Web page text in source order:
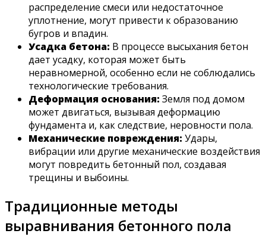
распределение смеси или недостаточное
уплотнение, могут привести к образованию
бугров и впадин.
Усадка бетона: В процессе высыхания бетон
дает усадку, которая может быть
неравномерной, особенно если не соблюдались
технологические требования.
Деформация основания: Земля под домом
может двигаться, вызывая деформацию
фундамента и, как следствие, неровности пола.
Механические повреждения: Удары,
вибрации или другие механические воздействия
могут повредить бетонный пол, создавая
трещины и выбоины.
Традиционные методы
выравнивания бетонного пола